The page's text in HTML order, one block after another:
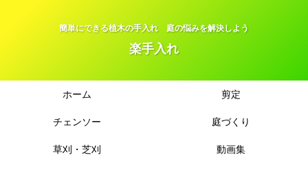
簡単にできる植木の手入れ 庭の悩みを解決しよう
楽手入れ
ホーム 剪定
チェンソー 庭づくり
草刈・芝刈 動画集